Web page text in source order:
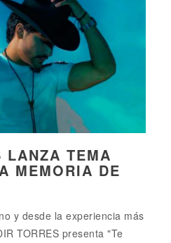
LANZA TEMA
MEMORIA DE
y desde la experiencia más
TORRES presenta "Te